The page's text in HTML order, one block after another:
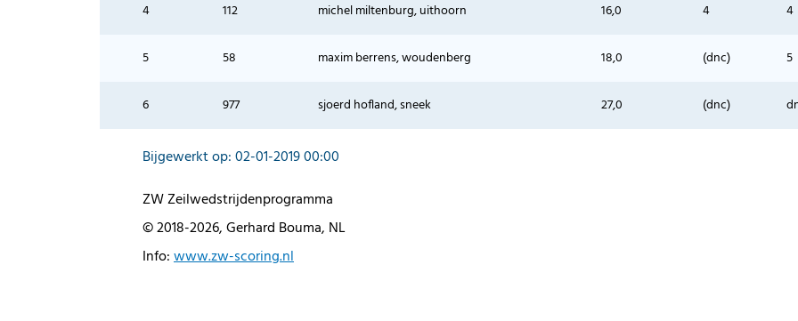
4 112 michel miltenburg, uithoorn 16,0 4 4
5 58 maxim berrens, woudenberg 18,0 (dnc) 5
6 977 sjoerd hofland, sneek 27,0 (dnc)
Bijgewerkt op: 02-01-2019 00:00
ZW Zeilwedstrijdenprogramma
© 2018-2026, Gerhard Bouma, NL
Info:www.zw-scoring.nl